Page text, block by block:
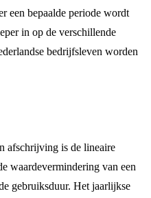
een bepaalde periode wordt
in op de verschillende
bedrijfsleven worden
afschrijving is de lineaire
waardevermindering van een
gebruiksduur. Het jaarlijkse